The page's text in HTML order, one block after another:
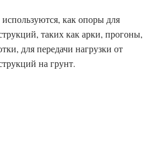
как опоры для
таких как арки, прогоны,
для передачи нагрузки от
на грунт.